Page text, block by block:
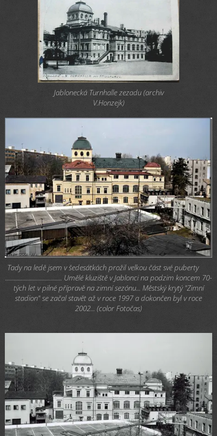
Jablonecká Turnhalle zezadu (archiv
V.Honzejk)
Tady na ledě jsem v šedesátkách prožil velkou část své puberty 😃
....................................... Umělé kluziště v Jablonci na podzim koncem 70-
tých let v pilné přípravě na zimní sezónu... Městský krytý "Zimní
stadion" se začal stavět až v roce 1997 a dokončen byl v roce
2002... (color Fotočas)